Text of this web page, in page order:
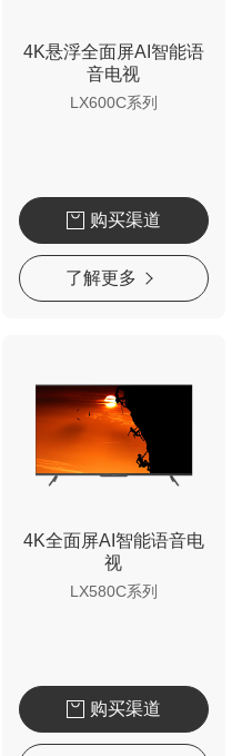
4K悬浮全面屏AI智能语
音电视
LX600C系列
购买渠道
了解更多
4K全面屏AI智能语音电
视
LX580C系列
购买渠道